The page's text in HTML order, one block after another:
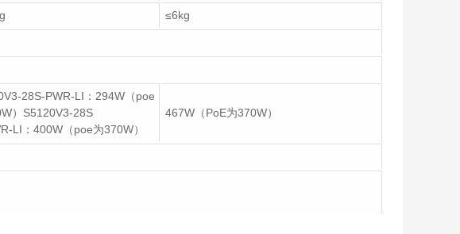
≤6kg
28S-PWR-LI：294W（poe
）S5120V3-28S
LI：400W（poe为370W）
467W（PoE为370W）